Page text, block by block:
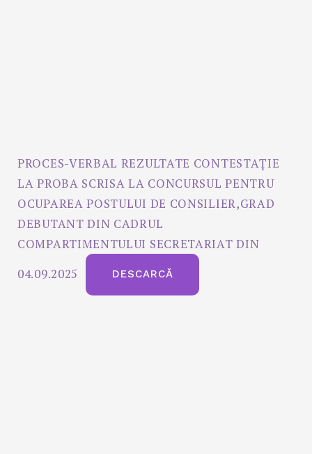
PROCES-VERBAL REZULTATE CONTESTAȚIE
LA PROBA SCRISA LA CONCURSUL PENTRU
OCUPAREA POSTULUI DE CONSILIER,GRAD
DEBUTANT DIN CADRUL
COMPARTIMENTULUI SECRETARIAT DIN
04.09.2025
DESCARCĂ